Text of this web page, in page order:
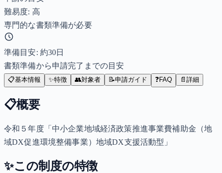
難易度: 高
専門的な書類準備が必要
準備目安: 約30日
書類準備から申請完了までの目安
📋基本情報 ✨特徴 👥対象者 📝申請ガイド ❓FAQ 📄 詳細
📋概要
令和５年度「中小企業地域経済政策推進事業費補助金（地
域DX促進環境整備事業）地域DX支援活動型」
✨この制度の特徴